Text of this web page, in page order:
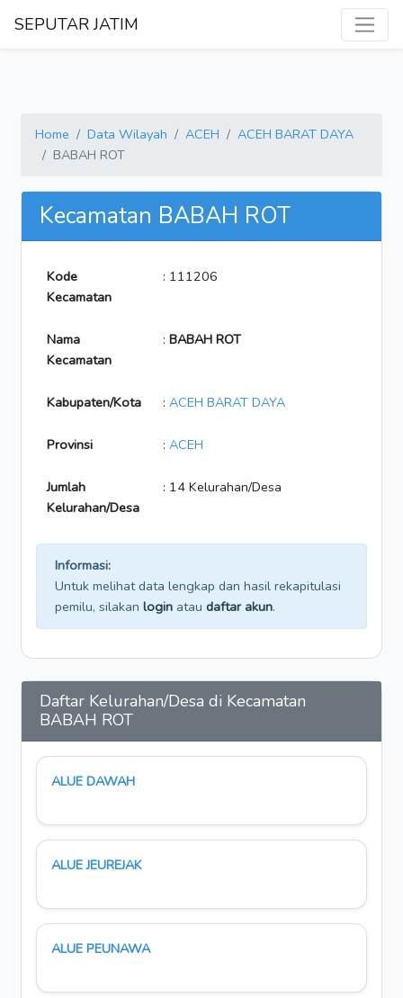
SEPUTAR JATIM
Home Data Wilayah ACEH
ACEH BARAT DAYA
BABAH ROT
Kecamatan BABAH ROT
Kode
Kecamatan
: 111206
Nama
Kecamatan
: BABAH ROT
Kabupaten/Kota : ACEH BARAT DAYA
Provinsi : ACEH
Jumlah
Kelurahan/Desa
: 14 Kelurahan/Desa
Informasi:
Untuk melihat data lengkap dan hasil rekapitulasi
pemilu, silakan login atau daftar akun.
Daftar Kelurahan/Desa di Kecamatan
BABAH ROT
ALUE DAWAH
ALUE JEUREJAK
ALUE PEUNAWA